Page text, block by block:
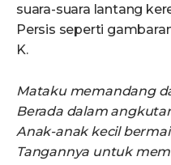
suara-suara lantang
Persis seperti
K.
Mataku memandang
Berada dalam
Anak-anak kecil
Tangannya untuk